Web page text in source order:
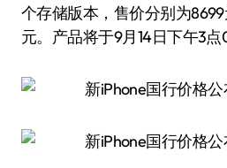
个存储版本，售价分别为8699
元。产品将于9月14日下午3点